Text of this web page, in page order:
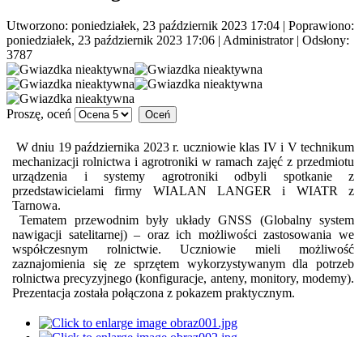
Utworzono: poniedziałek, 23 październik 2023 17:04 | Poprawiono:
poniedziałek, 23 październik 2023 17:06 | Administrator| Odsłony:
3787
Proszę, oceń
W dniu 19 października 2023 r. uczniowie klas IV i V technikum
mechanizacji rolnictwa i agrotroniki w ramach zajęć z przedmiotu
urządzenia i systemy agrotroniki odbyli spotkanie z
przedstawicielami firmy WIALAN LANGER i WIATR z
Tarnowa.
Tematem przewodnim były układy GNSS (Globalny system
nawigacji satelitarnej) – oraz ich możliwości zastosowania we
współczesnym rolnictwie. Uczniowie mieli możliwość
zaznajomienia się ze sprzętem wykorzystywanym dla potrzeb
rolnictwa precyzyjnego (konfiguracje, anteny, monitory, modemy).
Prezentacja została połączona z pokazem praktycznym.